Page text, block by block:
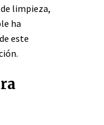
limpieza,
ha
este